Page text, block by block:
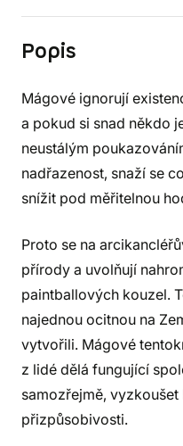
Popis
Mágové ignorují
a pokud si snad někdo
neustálým
nadřazenost, snaží se
snížit pod měřitelnou
Proto se na
přírody a uvolňují
paintballových kouzel.
najednou ocitnou na
vytvořili. Mágové
z lidé dělá fungující
samozřejmě,
přizpůsobivosti.